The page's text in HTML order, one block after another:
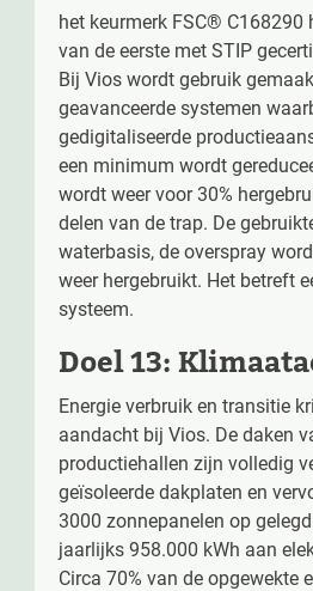
het keurmerk FSC® C168290
van de eerste met STIP
Bij Vios wordt gebruik
geavanceerde systemen
gedigitaliseerde
een minimum wordt
wordt weer voor 30%
delen van de trap. De
waterbasis, de overspray
weer hergebruikt. Het betreft
systeem.
Doel 13:
Energie verbruik en transitie
aandacht bij Vios. De daken
productiehallen zijn volledig
geïsoleerde dakplaten en
3000 zonnepanelen op
jaarlijks 958.000 kWh aan
Circa 70% van de opgewekte